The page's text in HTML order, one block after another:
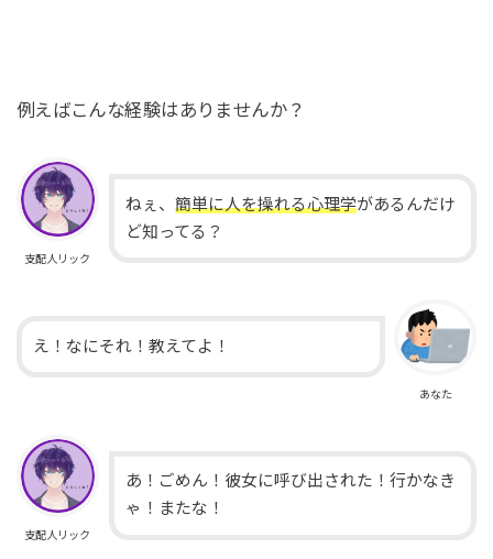
例えばこんな経験はありませんか？
支配人リック
ねぇ、 簡単に人を操れる心理学があるんだけ
ど知ってる？
あなた
え！なにそれ！教えてよ！
支配人リック
あ！ごめん！彼女に呼び出された！行かなき
ゃ！またな！